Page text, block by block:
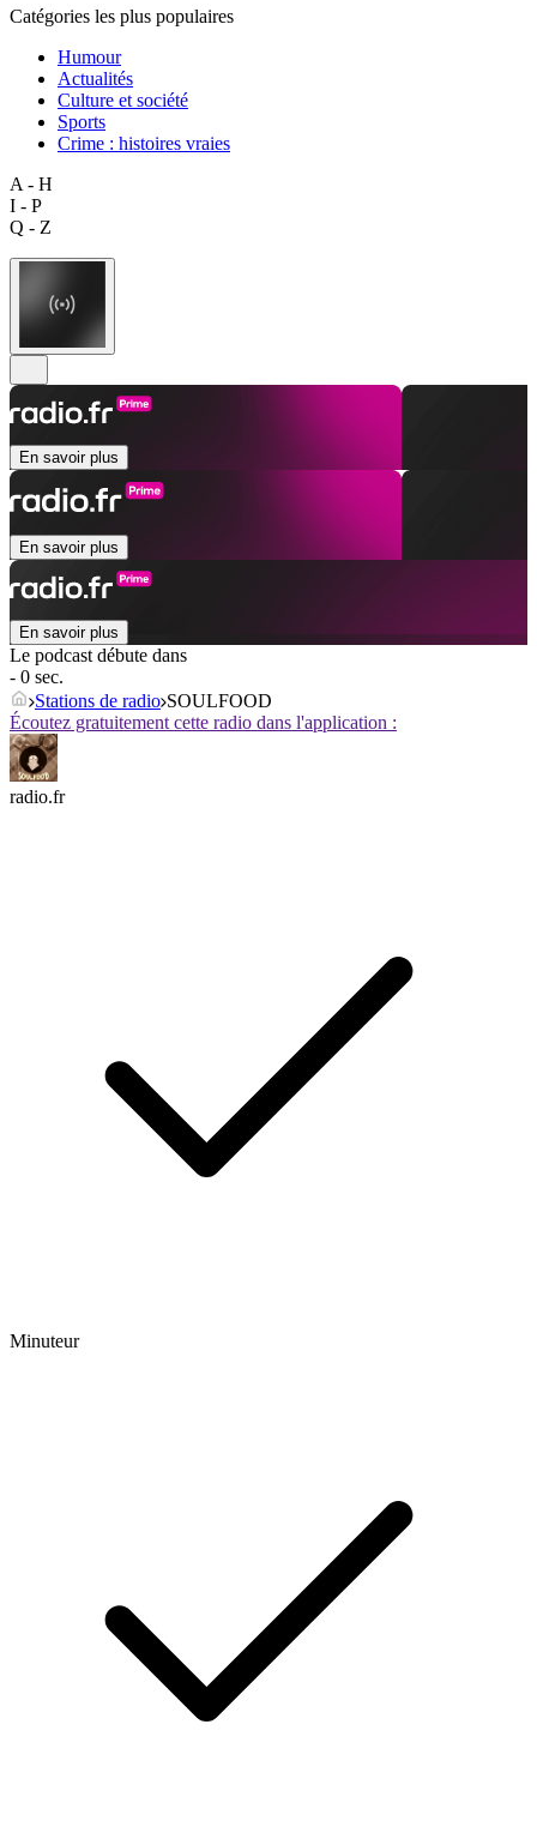
Catégories les plus populaires
Humour
Actualités
Culture et société
Sports
Crime : histoires vraies
A - H
I - P
Q - Z
En savoir plus
En savoir plus
En savoir plus
Le podcast débute dans
- 0 sec.
Stations de radio SOULFOOD
Écoutez gratuitement cette radio dans l'application :
radio.fr
Minuteur